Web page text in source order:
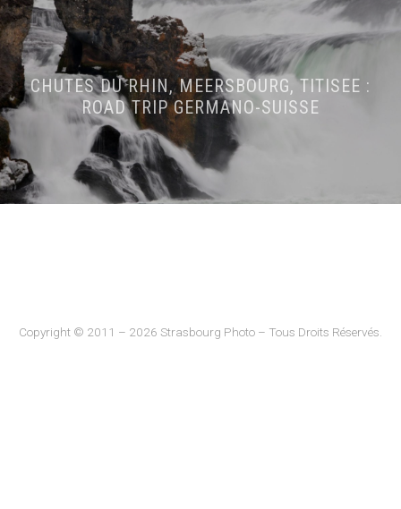
CHUTES DU RHIN, MEERSBOURG, TITISEE :
ROAD TRIP GERMANO-SUISSE
Copyright © 2011 – 2026 Strasbourg Photo – Tous Droits Réservés.